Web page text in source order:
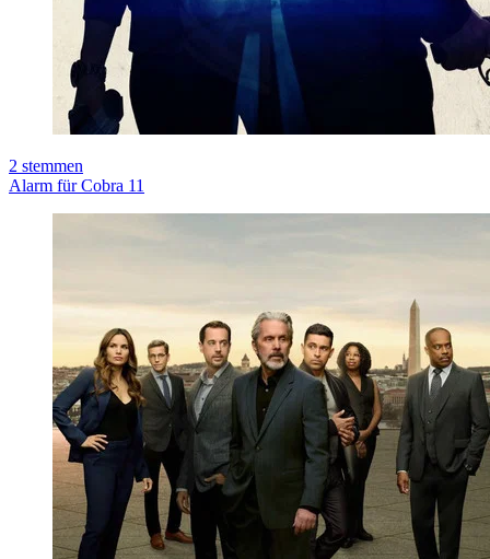
2 stemmen
Alarm für Cobra 11